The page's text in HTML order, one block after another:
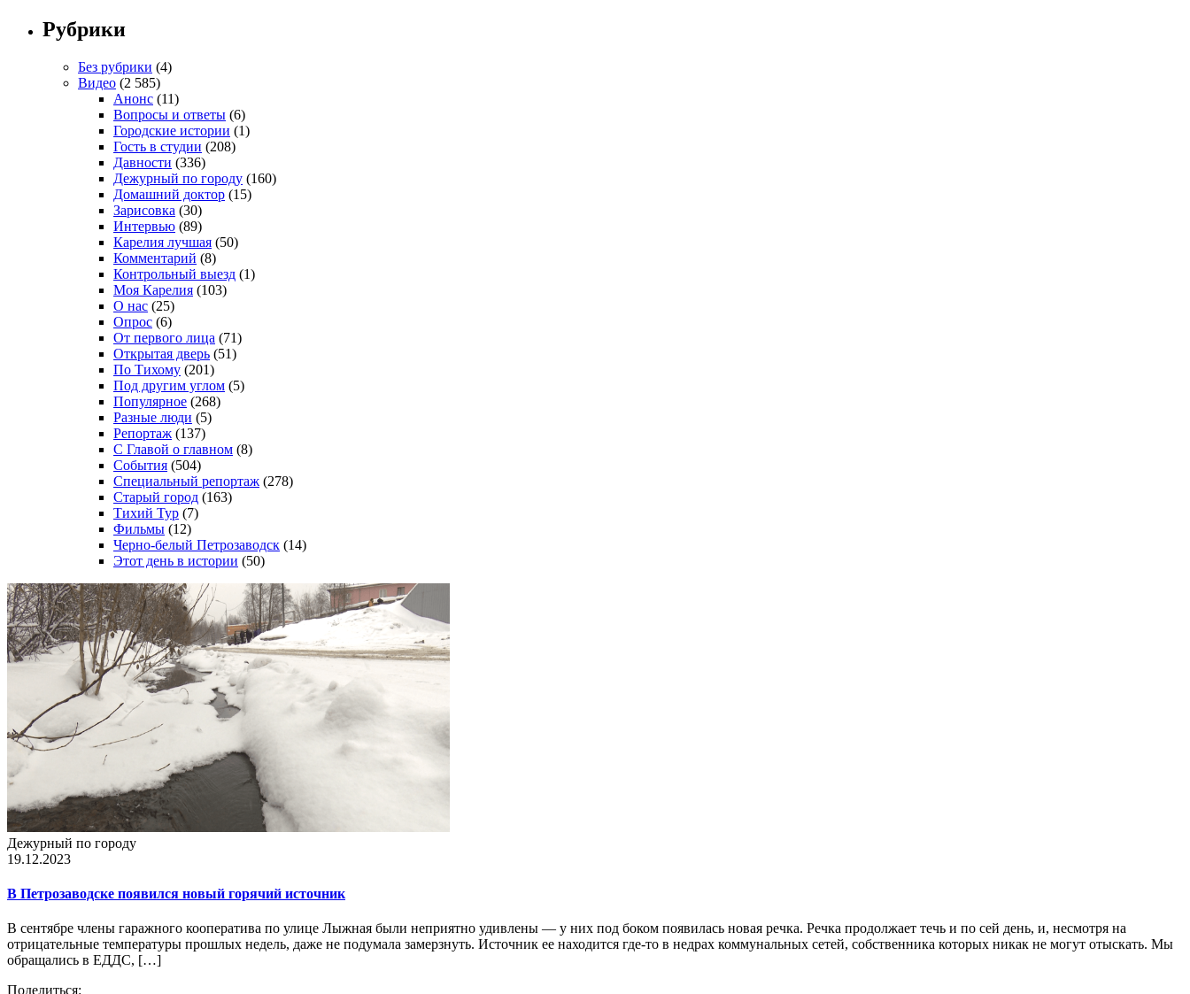
Рубрики
Без рубрики (4)
Видео (2 585)
Анонс (11)
Вопросы и ответы (6)
Городские истории (1)
Гость в студии (208)
Давности (336)
Дежурный по городу (160)
Домашний доктор (15)
Зарисовка (30)
Интервью (89)
Карелия лучшая (50)
Комментарий (8)
Контрольный выезд (1)
Моя Карелия (103)
О нас (25)
Опрос (6)
От первого лица (71)
Открытая дверь (51)
По Тихому (201)
Под другим углом (5)
Популярное (268)
Разные люди (5)
Репортаж (137)
С Главой о главном (8)
События (504)
Специальный репортаж (278)
Старый город (163)
Тихий Тур (7)
Фильмы (12)
Черно-белый Петрозаводск (14)
Этот день в истории (50)
Дежурный по городу
19.12.2023
В Петрозаводске появился новый горячий источник
В сентябре члены гаражного кооператива по улице Лыжная были неприятно удивлены — у них под боком появилась новая речка. Речка продолжает течь и по сей день, и, несмотря на
отрицательные температуры прошлых недель, даже не подумала замерзнуть. Источник ее находится где-то в недрах коммунальных сетей, собственника которых никак не могут отыскать. Мы
обращались в ЕДДС, […]
Поделиться: